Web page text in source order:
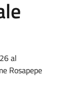
al
Rosapepe